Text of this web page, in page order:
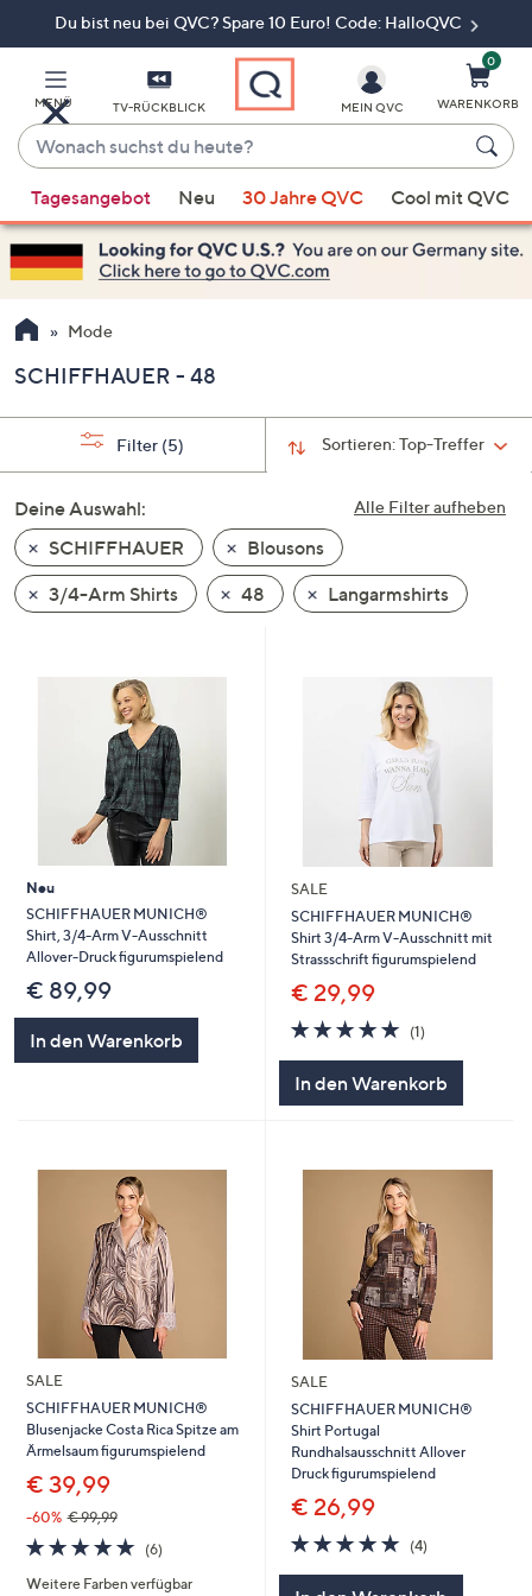
Du bist neu bei QVC? Spare 10 Euro! Code: HalloQVC
MENÜ TV-RÜCKBLICK
Wonach
suchst
du
heute?
Vorschläge
verfügbar
sind,
verwenden
Sie
Pfeiltasten
nach
und
nach
unten
oder
wischen
Sie
diese
anzuzeigen.
MEIN QVC
0
WARENKORB
Tagesangebot Neu 30 Jahre QVC Cool mit QVC
Mode
SCHIFFHAUER - 48
Sortieren:Top-Treffer
Filter (5)
Alle Filter aufheben
Deine Auswahl:
SCHIFFHAUER
Blousons
3/4-Arm Shirts
48 Langarmshirts
Neu
SCHIFFHAUER MUNICH®
Shirt, 3/4-Arm V-Ausschnitt
Allover-Druck figurumspielend
€ 89,99
In den Warenkorb
SALE
SCHIFFHAUER MUNICH®
Shirt 3/4-Arm V-Ausschnitt mit
Strassschrift figurumspielend
€ 29,99
5.0
von
(1)1
In den Warenkorb
SALE
SCHIFFHAUER MUNICH®
Blusenjacke Costa Rica Spitze am
Ärmelsaum figurumspielend
€ 39,99
-60% € 99,99
5.0
von
5
(6)6
Weitere Farben verfügbar
SALE
SCHIFFHAUER MUNICH®
Shirt Portugal
Rundhalsausschnitt Allover
Druck figurumspielend
€ 26,99
5.0
von
(4)4